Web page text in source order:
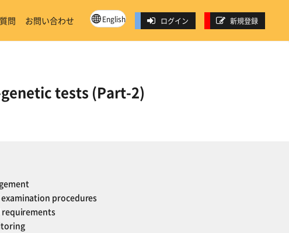
問 お問い合わせ English ログイン 新規登録
tests (Part-2)
procedures
requirements